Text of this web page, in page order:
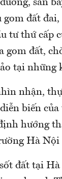
sân
đất đai,
tư thứ cấp
gom đất,
tại những
nhận,
biến
hướng
Hà Nội
đất tại Hà